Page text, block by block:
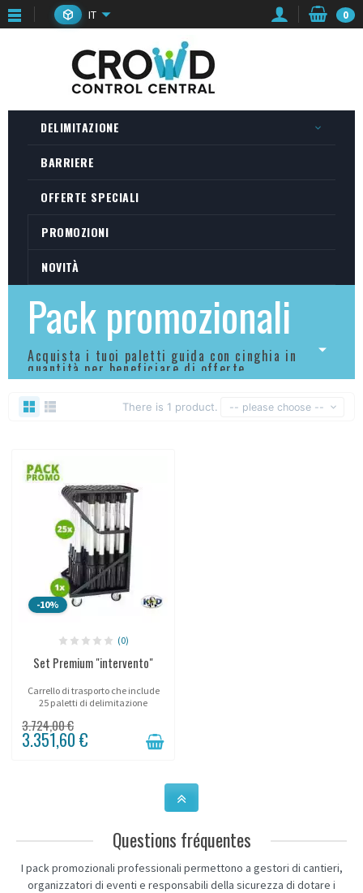
IT 0
DELIMITAZIONE
BARRIERE
OFFERTE SPECIALI
PROMOZIONI
NOVITÀ
Pack promozionali
Acquista i tuoi paletti guida con cinghia in
quantità per beneficiare di offerte
esclusive!
There is 1 product. -- please choose --
-10%
(0)
Set Premium "intervento"
Carrello di trasporto che include
25 paletti di delimitazione
3.724,00 €
3.351,60 €
Questions fréquentes
I pack promozionali professionali permettono a gestori di cantieri,
organizzatori di eventi e responsabili della sicurezza di dotare i